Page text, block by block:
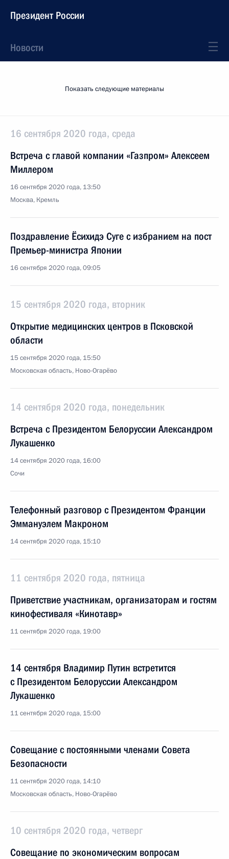
Президент России
Новости
Показать следующие материалы
16 сентября 2020 года, среда
Встреча с главой компании «Газпром» Алексеем
Миллером
16 сентября 2020 года, 13:50
Москва, Кремль
Поздравление Ёсихидэ Суге с избранием на пост
Премьер-министра Японии
16 сентября 2020 года, 09:05
15 сентября 2020 года, вторник
Открытие медицинских центров в Псковской
области
15 сентября 2020 года, 15:50
Московская область, Ново-Огарёво
14 сентября 2020 года, понедельник
Встреча с Президентом Белоруссии Александром
Лукашенко
14 сентября 2020 года, 16:00
Сочи
Телефонный разговор с Президентом Франции
Эммануэлем Макроном
14 сентября 2020 года, 15:10
11 сентября 2020 года, пятница
Приветствие участникам, организаторам и гостям
кинофестиваля «Кинотавр»
11 сентября 2020 года, 19:00
14 сентября Владимир Путин встретится
с Президентом Белоруссии Александром
Лукашенко
11 сентября 2020 года, 15:00
Совещание с постоянными членами Совета
Безопасности
11 сентября 2020 года, 14:10
Московская область, Ново-Огарёво
10 сентября 2020 года, четверг
Совещание по экономическим вопросам